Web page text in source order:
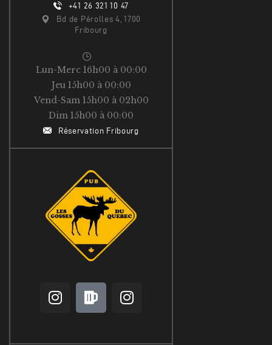
+41 26 321 10 47
Bd de Pérolles 4, 1700
Fribourg
Lun-Merc 16h00 à 00:00
Jeu 15h00 à 00:00
Vend-Sam 15h00 à 02h00
Dim 15h00 à 00:00
Réservation Fribourg